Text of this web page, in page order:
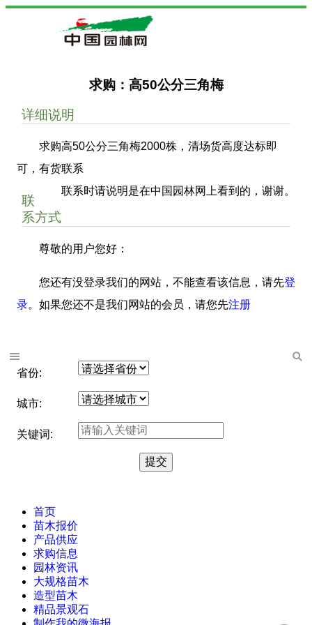
求购：高50公分三角梅
详细说明
求购高50公分三角梅2000株，清场货高度达标即
可，有货联系
联系时请说明是在中国园林网上看到的，谢谢。
联
系方式
尊敬的用户您好：
您还有没登录我们的网站，不能查看该信息，请先登
录。如果您还不是我们网站的会员，请您先注册
省份:
城市:
关键词:
首页
苗木报价
产品供应
求购信息
园林资讯
大规格苗木
造型苗木
精品景观石